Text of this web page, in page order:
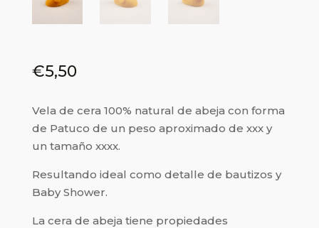
€5,50
Vela de cera 100% natural de abeja con forma
de Patuco de un peso aproximado de xxx y
un tamaño xxxx.
Resultando ideal como detalle de bautizos y
Baby Shower.
La cera de abeja tiene propiedades